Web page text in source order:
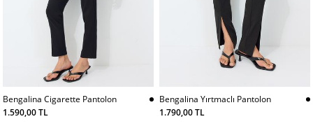
Bengalina Cigarette Pantolon
1.590,00 TL
Bengalina Yırtmaclı Pantolon
1.790,00 TL